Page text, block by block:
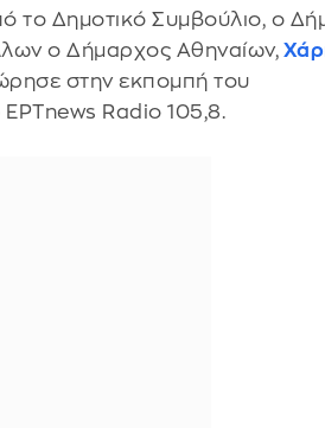
το Δημοτικό Συμβούλιο, ο
ο Δήμαρχος Αθηναίων,
στην εκπομπή του
Radio 105,8.